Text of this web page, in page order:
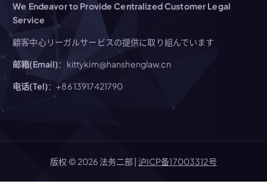
We Endeavor to Provide Centralized Customer Legal
Service
顧客中心リーガルサービスの提供に取り組んでいます
邮箱(Email)：kittykim@hanshenglaw.cn
电话(Tel)：+86 13917421790
版权 © 2026 法务二部 | 沪ICP备17003312号